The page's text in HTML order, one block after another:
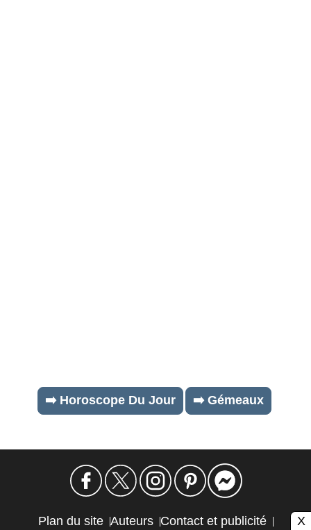
➡️ Horoscope Du Jour ➡️ Gémeaux
Plan du site Auteurs Contact et publicité X